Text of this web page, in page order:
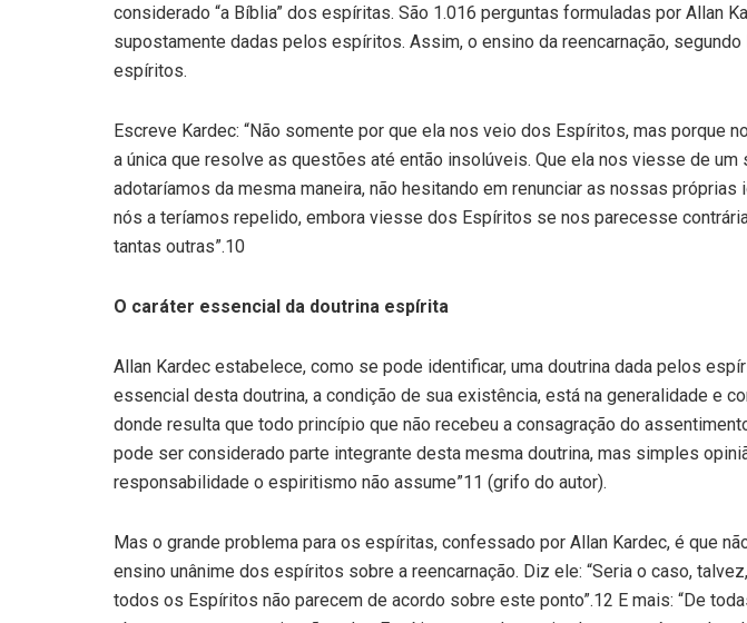
considerado “a Bíblia” dos espíritas. São 1.016 perguntas formuladas por Allan
supostamente dadas pelos espíritos. Assim, o ensino da reencarnação,
espíritos.
Escreve Kardec: “Não somente por que ela nos veio dos Espíritos, mas porque
a única que resolve as questões até então insolúveis. Que ela nos viesse de um
adotaríamos da mesma maneira, não hesitando em renunciar as nossas próprias
nós a teríamos repelido, embora viesse dos Espíritos se nos parecesse
tantas outras”.10
O caráter essencial da doutrina espírita
Allan Kardec estabelece, como se pode identificar, uma doutrina dada pelos
essencial desta doutrina, a condição de sua existência, está na generalidade e
donde resulta que todo princípio que não recebeu a consagração do
pode ser considerado parte integrante desta mesma doutrina, mas simples
responsabilidade o espiritismo não assume”11 (grifo do autor).
Mas o grande problema para os espíritas, confessado por Allan Kardec, é que
ensino unânime dos espíritos sobre a reencarnação. Diz ele: “Seria o caso,
todos os Espíritos não parecem de acordo sobre este ponto”.12 E mais: “De